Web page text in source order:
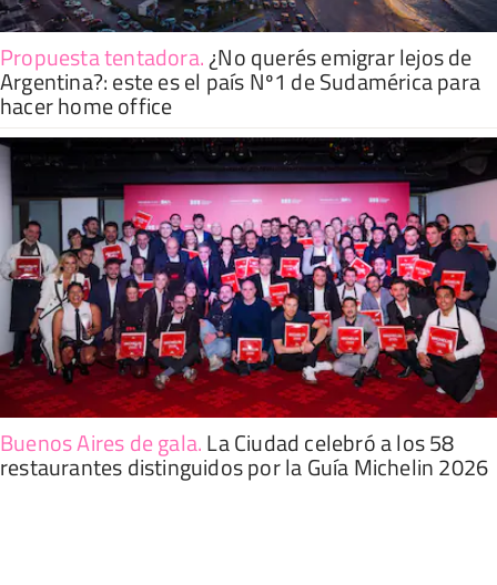
Propuesta tentadora.¿No querés emigrar lejos de
Argentina?: este es el país Nº1 de Sudamérica para
hacer home office
Buenos Aires de gala.La Ciudad celebró a los 58
restaurantes distinguidos por la Guía Michelin 2026